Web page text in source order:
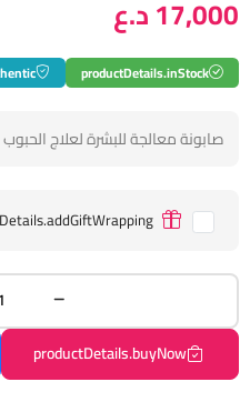
17,000 د.ع
productDetails.inStock
صابونة معالجة للبشرة لعلاج
productDetails.buyNow